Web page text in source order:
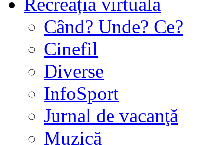
Recreația virtuală
Când? Unde? Ce?
Cinefil
Diverse
InfoSport
Jurnal de vacanţă
Muzică